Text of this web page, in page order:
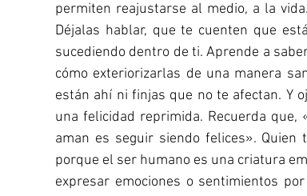
permiten reajustarse al medio, a la vida.
Déjalas hablar, que te cuenten que está
sucediendo dentro de ti. Aprende a
cómo exteriorizarlas de una manera
están ahí ni finjas que no te afectan. Y
una felicidad reprimida. Recuerda
aman es seguir siendo felices».
porque el ser humano es una criatura
expresar emociones o sentimientos